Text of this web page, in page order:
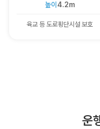
높이 4.2m
육교 등 도로횡단시설 보호
운